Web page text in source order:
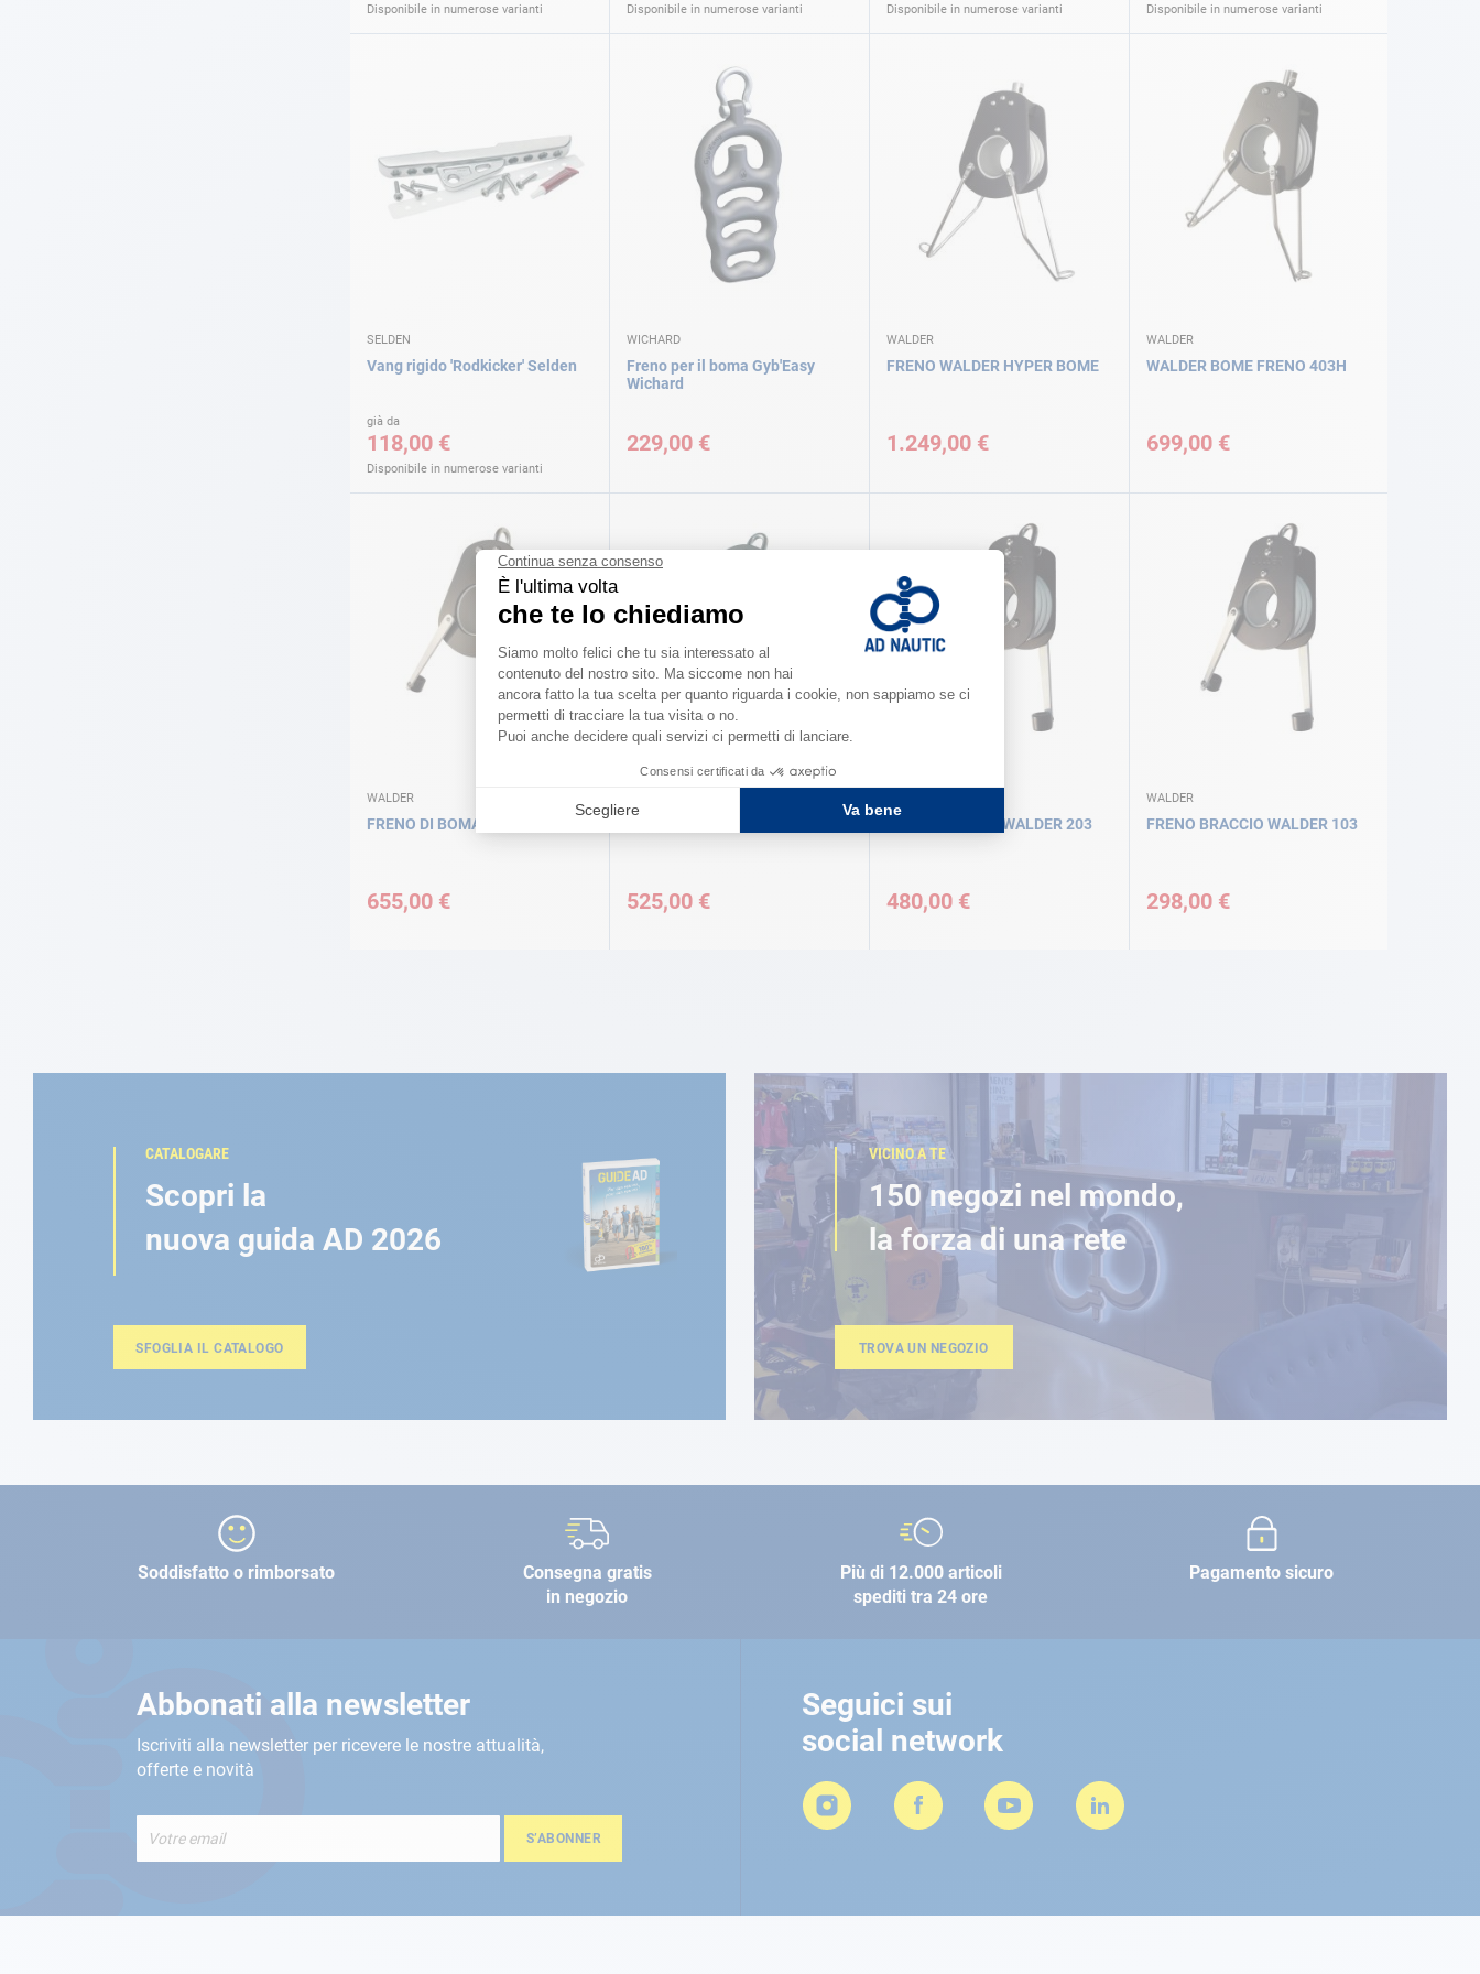
Disponibile in numerose varianti Disponibile in numerose varianti Disponibile in numerose varianti Disponibile in numerose varianti
SELDEN
Vang rigido 'Rodkicker' Selden
già da
118,00 €
Disponibile in numerose varianti
WICHARD
Freno per il boma Gyb'Easy
Wichard
229,00 €
WALDER
FRENO WALDER HYPER BOME
1.249,00 €
WALDER
WALDER BOME FRENO 403H
699,00 €
WALDER
FRENO DI BOMA WALDER 403
655,00 € 525,00 €
FRENO CUPOLA WALDER 203
480,00 €
WALDER
FRENO BRACCIO WALDER 103
298,00 €
CATALOGARE
Scopri la
nuova guida AD 2026
SFOGLIA IL CATALOGO
VICINO A TE
150 negozi nel mondo,
la forza di una rete
TROVA UN NEGOZIO
Soddisfatto o rimborsato
Consegna gratis
in negozio
Più di 12.000 articoli
spediti tra 24 ore
Pagamento sicuro
Abbonati alla newsletter
Iscriviti alla newsletter per ricevere le nostre attualità,
offerte e novità
alla
S’ABONNER
Seguici sui
social network